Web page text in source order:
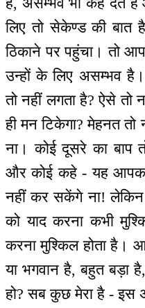
लिए तो सेकेण्ड की बात
ठिकाने पर पहुंचा। तो
उन्हों के लिए असम्भव
तो नहीं लगता है? ऐसे तो
ही मन टिकेगा? मेहनत तो
ना। कोई दूसरे का बाप
और कोई कहे - यह आपका
नहीं कर सकेंगे ना!
को याद करना कभी
करना मुश्किल होता है।
या भगवान है, बहुत बड़ा
हो? सब कुछ मेरा है - इस